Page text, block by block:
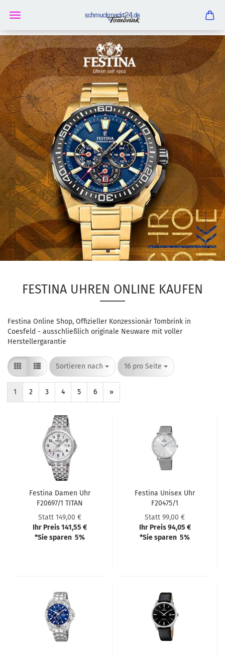
FESTINA UHREN ONLINE KAUFEN
Festina Online Shop, Offizieller Konzessionär Tombrink in
Coesfeld - ausschließlich originale Neuware mit voller
Herstellergarantie
Sortieren nach
Sortieren nach 16 pro Seite
pro Seite
1 2 3 4 5 6 »
Festi­na Damen Uhr
F20697/1 TITAN
Statt 149,00 €
Ihr Preis 141,55 €
*Sie sparen 5%
Festi­na Unisex Uhr
F20475/1
Statt 99,00 €
Ihr Preis 94,05 €
*Sie sparen 5%